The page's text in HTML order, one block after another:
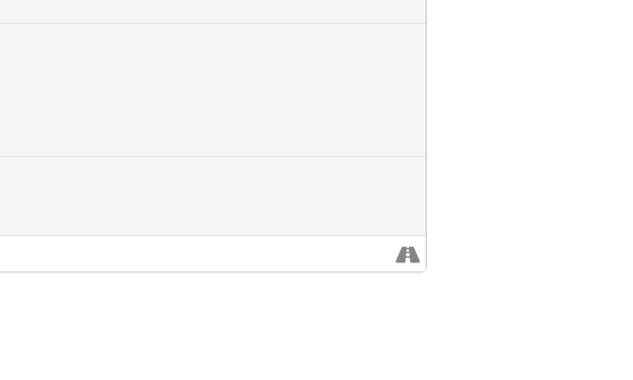
dans un tourbillon de rythmes et de mouvements
et les histoires qui vous seront présentées.